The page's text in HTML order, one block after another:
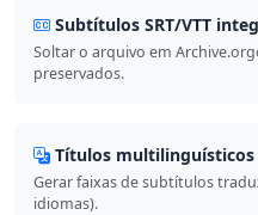
Subtítulos SRT/VTT
Soltar o arquivo em
preservados.
Títulos multilinguísticos
Gerar faixas de subtítulos
idiomas).